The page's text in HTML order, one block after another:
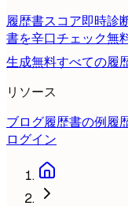
履歴書スコア即時診
書を辛口チェック無
生成無料すべての履
リソース
ブログ履歴書の例履
ログイン